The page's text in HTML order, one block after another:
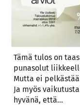
Tämä tulos on
punasolut
Mutta ei
Ja myös
hyvänä, että…